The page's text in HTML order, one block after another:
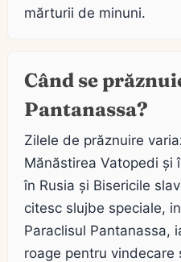
mărturii de minuni.
Când se
Pantanassa?
Zilele de prăznuire
Mănăstirea Vatopedi și
în Rusia și Bisericile
citesc slujbe speciale,
Paraclisul Pantanassa,
roage pentru vindecare